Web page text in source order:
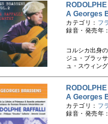
A Georges
カテゴリ： フ
録音・発売年
コルシカ出身
ジュ・ブラッ
ュ・スウィン
A Georges
カテゴリ： フ
録音・発売年